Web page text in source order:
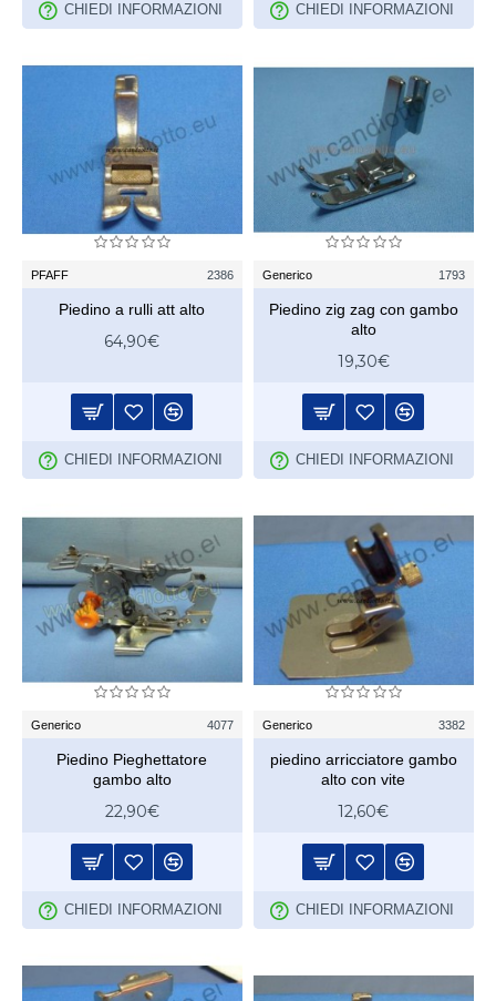
CHIEDI INFORMAZIONI CHIEDI INFORMAZIONI
PFAFF 2386
Piedino a rulli att alto
64,90€
CHIEDI INFORMAZIONI
Generico 1793
Piedino zig zag con gambo
alto
19,30€
CHIEDI INFORMAZIONI
Generico 4077
Piedino Pieghettatore
gambo alto
22,90€
CHIEDI INFORMAZIONI
Generico 3382
piedino arricciatore gambo
alto con vite
12,60€
CHIEDI INFORMAZIONI